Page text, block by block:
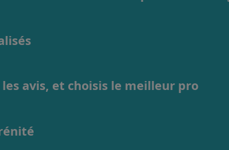
avis, et choisis le meilleur pro